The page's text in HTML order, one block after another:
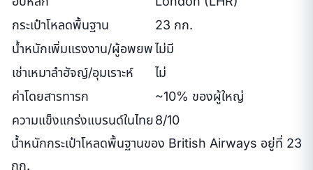
กระเป๋าโหลดพื้นฐาน
23 กก.
น้ำหนักเพิ่มแรงงาน/ผู้อพยพไม่มี
เช่าเหมาลำฮัจญ์/อุมเราะห์
ไม่
ค่าโดยสารทารก
~10% ของผู้ใหญ่
ความแข็งแกร่งแบรนด์ในไทย8/10
น้ำหนักกระเป๋าโหลดพื้นฐานของ British Airways อยู่ที่ 23
กก.